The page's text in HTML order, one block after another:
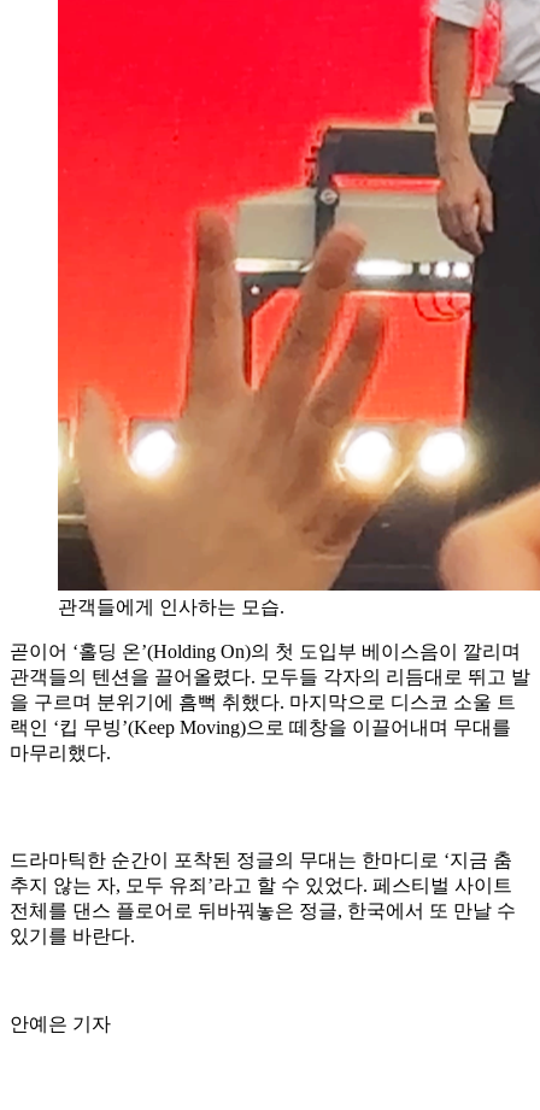
관객들에게 인사하는 모습.
곧이어 ‘홀딩 온’(Holding On)의 첫 도입부 베이스음이 깔리며
관객들의 텐션을 끌어올렸다. 모두들 각자의 리듬대로 뛰고 발
을 구르며 분위기에 흠뻑 취했다. 마지막으로 디스코 소울 트
랙인 ‘킵 무빙’(Keep Moving)으로 떼창을 이끌어내며 무대를
마무리했다.
드라마틱한 순간이 포착된 정글의 무대는 한마디로 ‘지금 춤
추지 않는 자, 모두 유죄’라고 할 수 있었다. 페스티벌 사이트
전체를 댄스 플로어로 뒤바꿔놓은 정글, 한국에서 또 만날 수
있기를 바란다.
안예은 기자